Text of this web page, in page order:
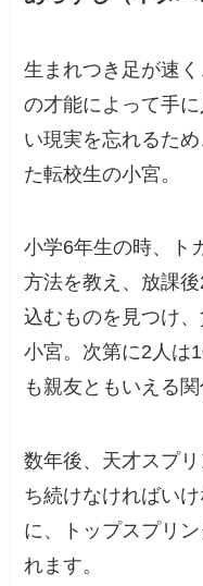
生まれつき足が速
の才能によって手
い現実を忘れるた
た転校生の小宮。
小学6年生の時、ト
方法を教え、放課
込むものを見つけ
小宮。次第に2人は
も親友ともいえる
数年後、天才スプ
ち続けなければい
に、トップスプリ
れます。